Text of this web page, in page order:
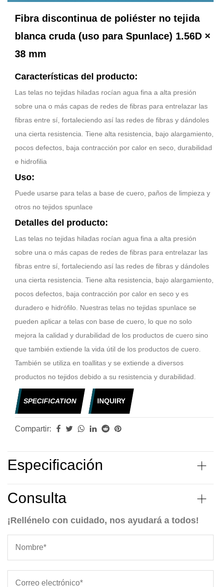
Fibra discontinua de poliéster no tejida
blanca cruda (uso para Spunlace) 1.56D ×
38 mm
Características del producto:
Las telas no tejidas hiladas rocían agua fina a alta presión
sobre una o más capas de redes de fibras para entrelazar las
fibras entre sí, fortaleciendo así las redes de fibras y dándoles
una cierta resistencia. Tiene alta resistencia, bajo alargamiento,
pocos defectos, baja contracción por calor en seco, durabilidad
e hidrofilia
Uso:
Puede usarse para telas a base de cuero, paños de limpieza y
otros no tejidos spunlace
Detalles del producto:
Las telas no tejidas hiladas rocían agua fina a alta presión
sobre una o más capas de redes de fibras para entrelazar las
fibras entre sí, fortaleciendo así las redes de fibras y dándoles
una cierta resistencia. Tiene alta resistencia, bajo alargamiento,
pocos defectos, baja contracción por calor en seco y es
duradero e hidrófilo. Nuestras telas no tejidas spunlace se
pueden aplicar a telas con base de cuero, lo que no solo
mejora la calidad y durabilidad de los productos de cuero sino
que también extiende la vida útil de los productos de cuero.
También se utiliza en toallitas y se extiende a diversos
productos no tejidos debido a su resistencia y durabilidad.
SPECIFICATION INQUIRY
Compartir:
Especificación
Consulta
¡Rellénelo con cuidado, nos ayudará a todos!